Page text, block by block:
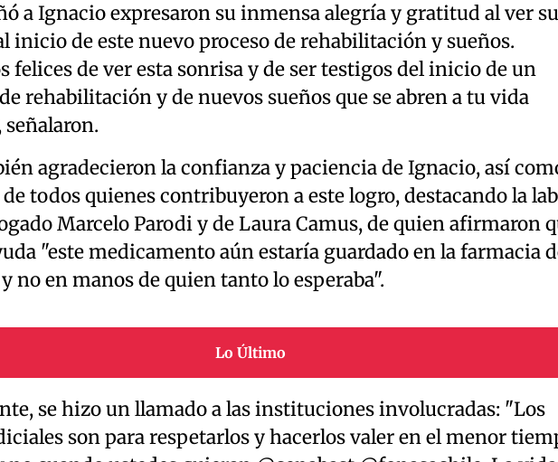
a Ignacio expresaron su inmensa alegría y gratitud al ver su
inicio de este nuevo proceso de rehabilitación y sueños.
felices de ver esta sonrisa y de ser testigos del inicio de un
rehabilitación y de nuevos sueños que se abren a tu vida
agradecieron la confianza y paciencia de Ignacio, así
todos quienes contribuyeron a este logro, destacando la
Marcelo Parodi y de Laura Camus, de quien afirmaron
"este medicamento aún estaría guardado en la farmacia
no en manos de quien tanto lo esperaba".
Lo Último
se hizo un llamado a las instituciones involucradas: "Los
son para respetarlos y hacerlos valer en el menor